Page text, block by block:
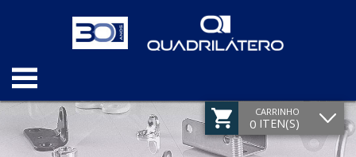
CARRINHO
0 ITEN(S)